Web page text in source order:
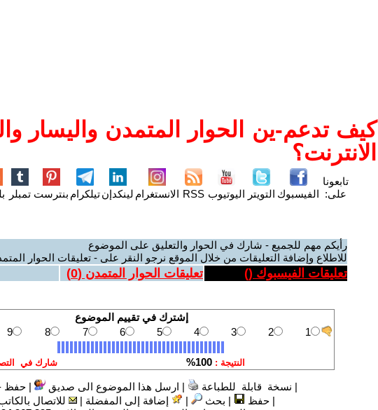
كيف تدعم-ين الحوار المتمدن واليسار
الانترنت؟
تابعونا
على: الفيسبوك التويتر اليوتيوب RSS الانستغرام لينكدإنتيلكرام بنترست تمبلر
رأيكم مهم للجميع - شارك في الحوار والتعليق على الموضوع
للاطلاع وإضافة التعليقات من خلال الموقع نرجو النقر على - تعليقات الحوار
تعليقات الفيسبوك () تعليقات الحوار المتمدن (0
)
| نسخة قابلة للطباعة | ارسل هذا الموضوع الى صديق |حفظ
|حفظ | بحث | إضافة إلى المفضلة |
للاتصال